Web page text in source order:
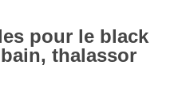
pour le black
thalassor